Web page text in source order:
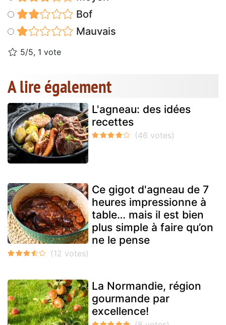
Bof
Mauvais
5/5, 1 vote
A lire également
L'agneau: des idées
recettes
Ce gigot d'agneau de 7
heures impressionne à
table… mais il est bien
plus simple à faire qu’on
ne le pense
La Normandie, région
gourmande par
excellence!